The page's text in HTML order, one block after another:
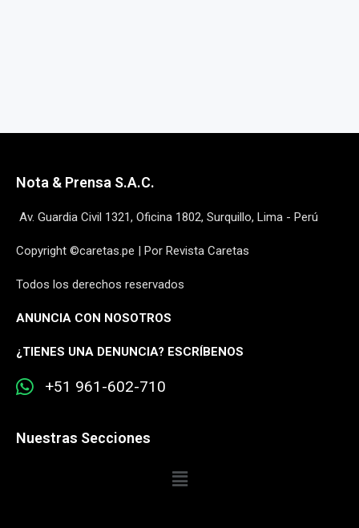
Nota & Prensa S.A.C.
Av. Guardia Civil 1321, Oficina 1802, Surquillo, Lima - Perú
Copyright ©caretas.pe | Por Revista Caretas
Todos los derechos reservados
ANUNCIA CON NOSOTROS
¿TIENES UNA DENUNCIA? ESCRÍBENOS
+51 961-602-710
Nuestras Secciones